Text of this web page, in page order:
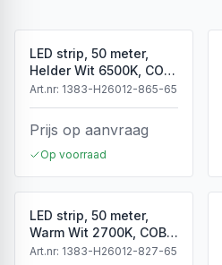
LED strip, 50 meter,
Helder Wit 6500K, COB,
High Voltage, 220V,
IP65
Art.nr: 1383-H26012-865-65
Prijs op aanvraag
Op voorraad
LED strip, 50 meter,
Warm Wit 2700K, COB,
High Voltage, 50 meter,
Art.nr: 1383-H26012-827-65